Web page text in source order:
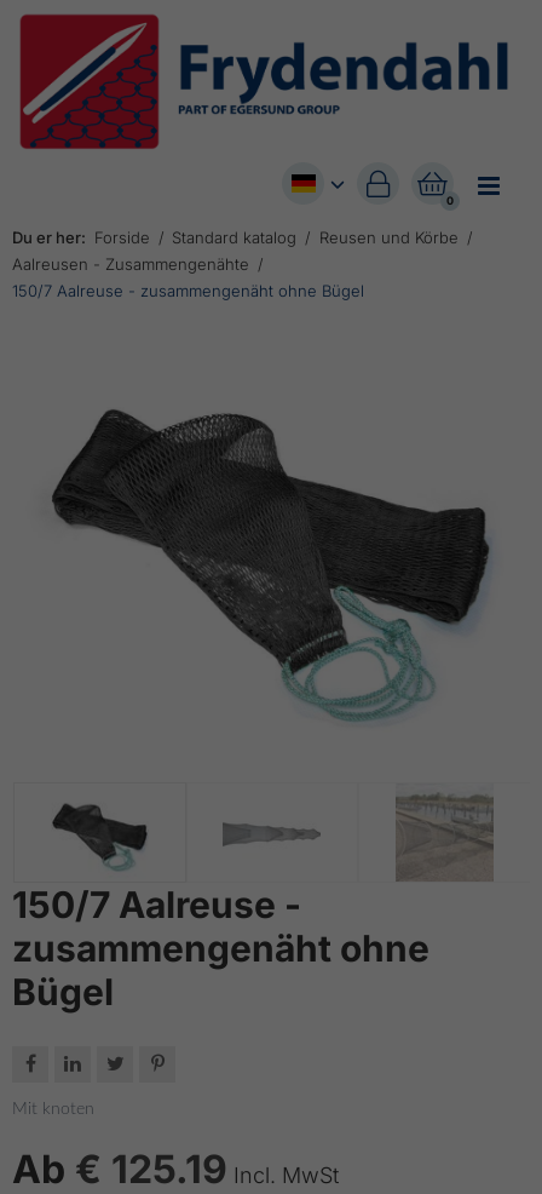


0
Du er her: Forside Standard katalog
Reusen und Körbe
Aalreusen - Zusammengenähte
150/7 Aalreuse - zusammengenäht ohne Bügel
150/7 Aalreuse -
zusammengenäht ohne
Bügel
   
Mit knoten
Ab € 125.19 Incl. MwSt